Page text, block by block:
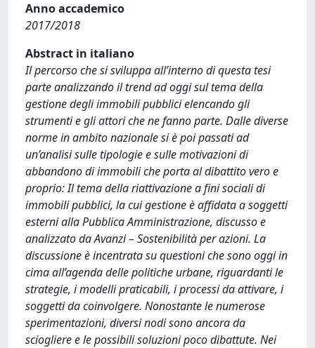
Anno accademico
2017/2018
Abstract in italiano
Il percorso che si sviluppa all’interno di questa tesi
parte analizzando il trend ad oggi sul tema della
gestione degli immobili pubblici elencando gli
strumenti e gli attori che ne fanno parte. Dalle diverse
norme in ambito nazionale si è poi passati ad
un’analisi sulle tipologie e sulle motivazioni di
abbandono di immobili che porta al dibattito vero e
proprio: Il tema della riattivazione a fini sociali di
immobili pubblici, la cui gestione è affidata a soggetti
esterni alla Pubblica Amministrazione, discusso e
analizzato da Avanzi – Sostenibilità per azioni. La
discussione è incentrata su questioni che sono oggi in
cima all’agenda delle politiche urbane, riguardanti le
strategie, i modelli praticabili, i processi da attivare, i
soggetti da coinvolgere. Nonostante le numerose
sperimentazioni, diversi nodi sono ancora da
sciogliere e le possibili soluzioni poco dibattute. Nei